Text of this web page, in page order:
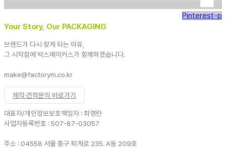
Pinterest-p
Your Story, Our PACKAGING
브랜드가 다시 찾게 되는 이유,
그 시작점에 박스메이커스가 함께하겠습니다.
make@factorym.co.kr
제작·견적문의 바로가기
대표자/개인정보보호책임자 : 최영란
사업자등록번호 : 507-87-03057
주소 : 04558 서울 중구 퇴계로 235. A동 209호